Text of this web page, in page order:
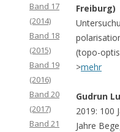
Freiburg)
(topo-
>mehr
Gudrun
2019: 100
Jahre
Band 17
(2014)
Band 18
(2015)
Band 19
(2016)
Band 20
(2017)
Band 21